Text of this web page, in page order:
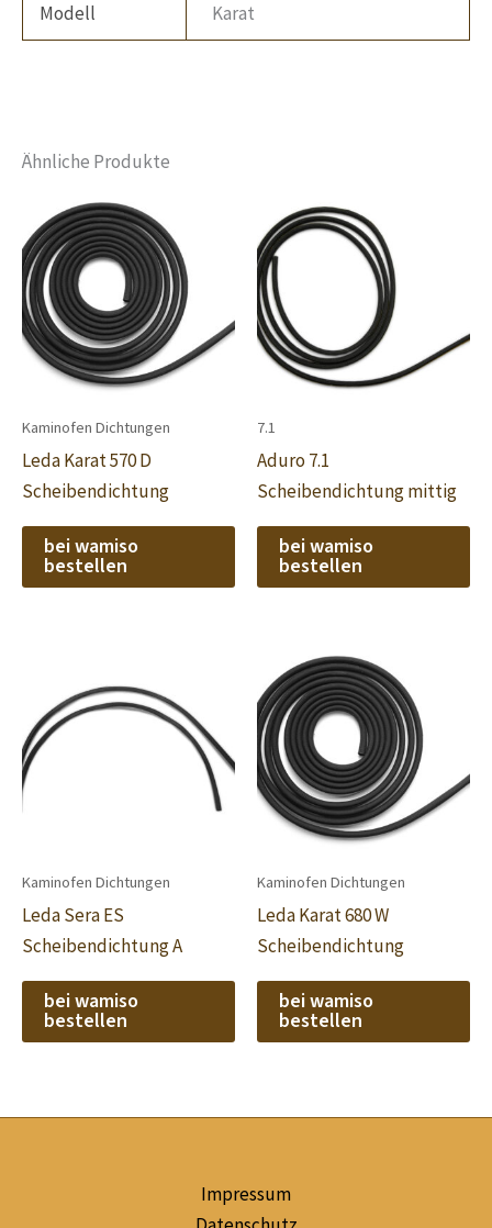
Modell Karat
Ähnliche Produkte
Kaminofen Dichtungen
Leda Karat 570 D
Scheibendichtung
bei wamiso
bestellen
7.1
Aduro 7.1
Scheibendichtung mittig
bei wamiso
bestellen
Kaminofen Dichtungen
Leda Sera ES
Scheibendichtung A
bei wamiso
bestellen
Kaminofen Dichtungen
Leda Karat 680 W
Scheibendichtung
bei wamiso
bestellen
Impressum